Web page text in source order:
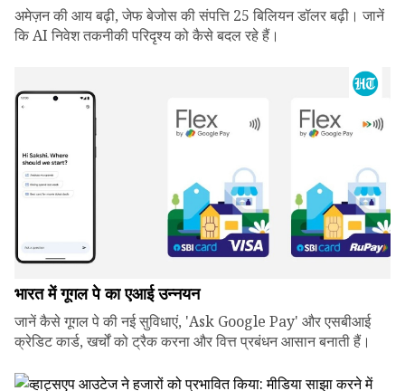
अमेज़न की आय बढ़ी, जेफ बेजोस की संपत्ति 25 बिलियन डॉलर बढ़ी। जानें
कि AI निवेश तकनीकी परिदृश्य को कैसे बदल रहे हैं।
भारत में गूगल पे का एआई उन्नयन
जानें कैसे गूगल पे की नई सुविधाएं, 'Ask Google Pay' और एसबीआई
क्रेडिट कार्ड, खर्चों को ट्रैक करना और वित्त प्रबंधन आसान बनाती हैं।